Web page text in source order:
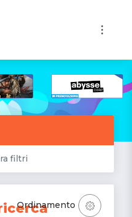
filtri
Ordinamento